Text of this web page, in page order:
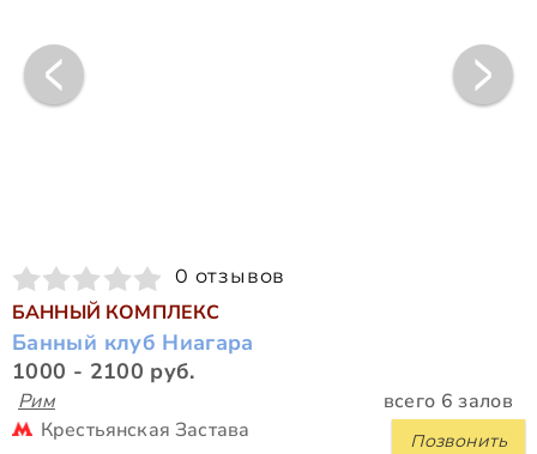
0 отзывов
БАННЫЙ КОМПЛЕКС
Банный клуб Ниагара
1000 - 2100 руб.
Рим всего 6 залов
Позвонить
Крестьянская Застава